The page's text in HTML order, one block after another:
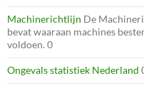
Machinerichtlijn De
bevat waaraan machines
voldoen. 0
Ongevals statistiek Nederland